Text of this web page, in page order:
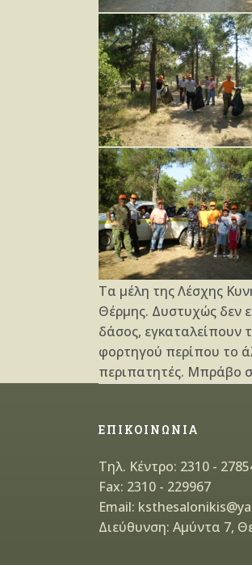
Tα μέλη της Λέσχης
Θέρμης. Δυστυχώς δεν
δάσος, εγκαταλείπουν
φορτηγού περίπου το
περιπατητές. Μπράβο
ΕΠΙΚΟΙΝΩΝΙΑ
Τηλ. Κέντρο: 2310 -
Fax: 2310 - 229967
Email:
Διεύθυνση: Αμύντα 7,